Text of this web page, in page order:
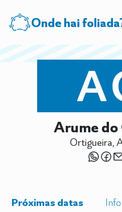
Onde hai
Arume
Ortigueira,
Próximas datas